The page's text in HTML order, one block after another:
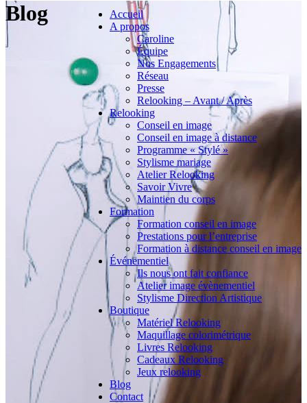
Accueil
A propos
Caroline
Équipe
Nos Engagements
Réseau
Presse
Relooking – Avant / Après
Relooking
Conseil en image
Conseil en image à distance
Programme « Stylé »
Stylisme mariage
Atelier Relooking
Savoir Vivre
Maintien du corps
Formation
Formation conseil en image
Prestations pour l’entreprise
Formation à distance conseil en image
Événementiel
Ils nous ont fait confiance
Atelier image évènementiel
Stylisme Direction Artistique
Boutique
Matériel Relooking
Maquillage colorimétrique
Livres Relooking
Cadeaux Relooking
Jeux relooking
Blog
Contact
Blog